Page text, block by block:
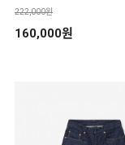
222,000원
160,000원